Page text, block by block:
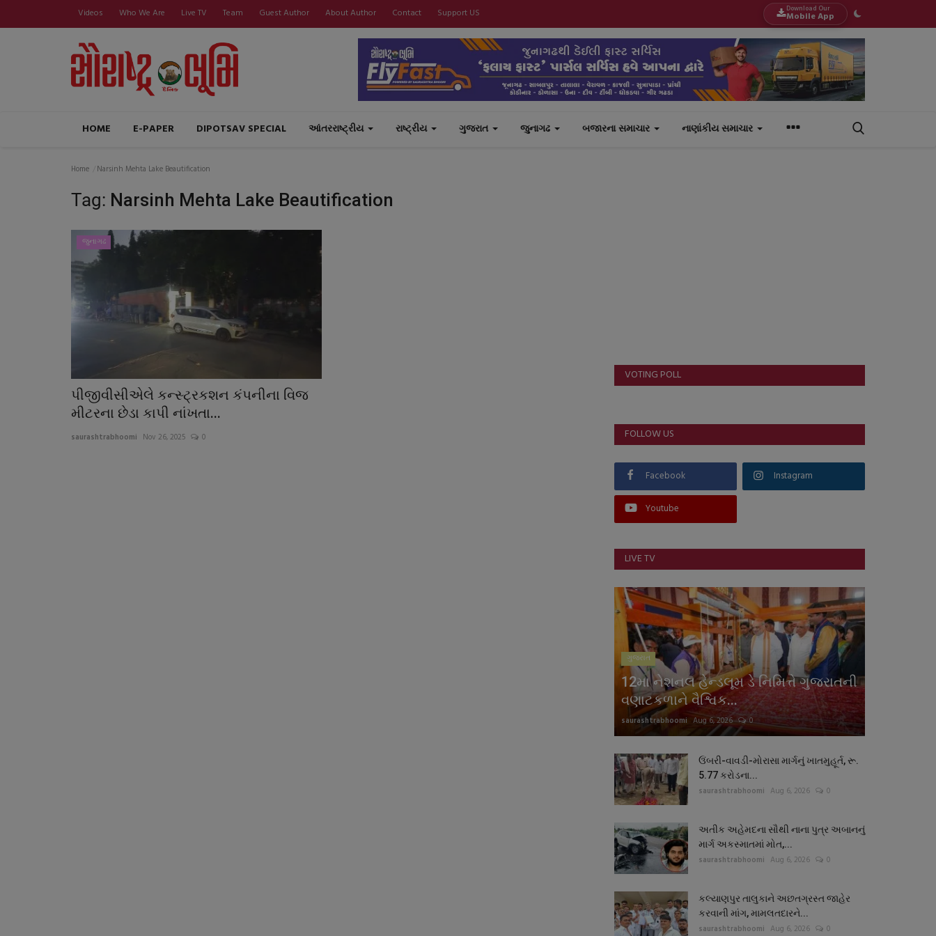
Videos Who We Are Live TV Team Guest Author About Author Contact Support US Download Our
Mobile App
HOME E-PAPER DIPOTSAV SPECIAL આંતરરાષ્ટ્રીય રાષ્ટ્રીય ગુજરાત જુનાગઢ બજારના સમાચાર નાણાંકીય સમાચાર
Home Narsinh Mehta Lake Beautification
Tag: Narsinh Mehta Lake Beautification
જુનાગઢ
પીજીવીસીએલે કન્સ્ટ્રકશન કંપનીના વિજ
મીટરના છેડા કાપી નાંખતા...
saurashtrabhoomi Nov 26, 2025 0
VOTING POLL
FOLLOW US
Facebook Instagram
Youtube
LIVE TV
ગુજરાત
12મા નેશનલ હેન્ડલૂમ ડે નિમિત્તે ગુજરાતની
વણાટકળાને વૈશ્વિક...
saurashtrabhoomi Aug 6, 2026 0
ઉંબરી-વાવડી-મોરાસા માર્ગનું ખાતમુહૂર્ત, રૂ.
5.77 કરોડના...
saurashtrabhoomi Aug 6, 2026 0
અતીક અહેમદના સૌથી નાના પુત્ર અબાનનું
માર્ગ અકસ્માતમાં મોત,...
saurashtrabhoomi Aug 6, 2026 0
કલ્યાણપુર તાલુકાને અછતગ્રસ્ત જાહેર
કરવાની માંગ, મામલતદારને...
saurashtrabhoomi Aug 6, 2026 0